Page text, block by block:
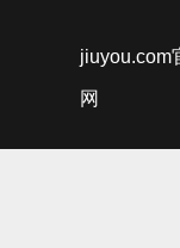
jiuyou.com
网